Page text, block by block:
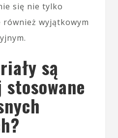
się nie tylko
również wyjątkowym
są